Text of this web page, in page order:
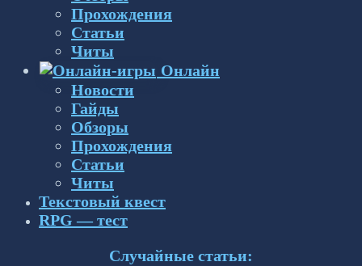
Прохождения
Статьи
Читы
Онлайн
Новости
Гайды
Обзоры
Прохождения
Статьи
Читы
Текстовый квест
RPG — тест
Случайные статьи: